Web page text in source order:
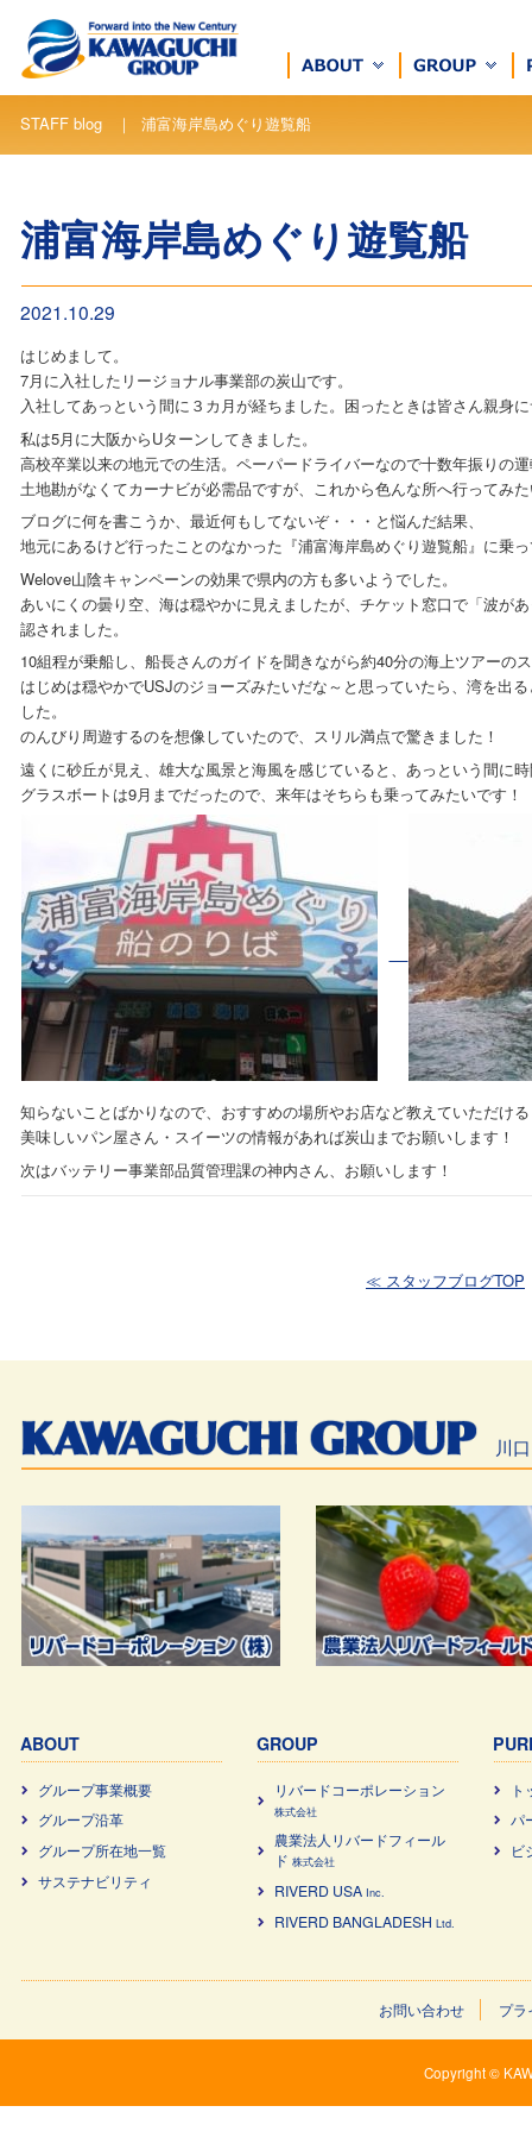
STAFF blog ｜ 浦富海岸島めぐり遊覧船
浦富海岸島めぐり遊覧船
2021.10.29
はじめまして。
7月に入社したリージョナル事業部の炭山です。
入社してあっという間に３カ月が経ちました。困ったときは皆さん親身
私は5月に大阪からUターンしてきました。
高校卒業以来の地元での生活。ペーパードライバーなので十数年振りの
土地勘がなくてカーナビが必需品ですが、これから色んな所へ行ってみ
ブログに何を書こうか、最近何もしてないぞ・・・と悩んだ結果、
地元にあるけど行ったことのなかった『浦富海岸島めぐり遊覧船』に乗
Welove山陰キャンペーンの効果で県内の方も多いようでした。
あいにくの曇り空、海は穏やかに見えましたが、チケット窓口で「波が
認されました。
10組程が乗船し、船長さんのガイドを聞きながら約40分の海上ツアーの
はじめは穏やかでUSJのジョーズみたいだな～と思っていたら、湾を出
した。
のんびり周遊するのを想像していたので、スリル満点で驚きました！
遠くに砂丘が見え、雄大な風景と海風を感じていると、あっという間に
グラスボートは9月までだったので、来年はそちらも乗ってみたいです！
知らないことばかりなので、おすすめの場所やお店など教えていただけ
美味しいパン屋さん・スイーツの情報があれば炭山までお願いします！
次はバッテリー事業部品質管理課の神内さん、お願いします！
≪ スタッフブログTOP
川
ABOUT
グループ事業概要
グループ沿革
グループ所在地一覧
サステナビリティ
GROUP
リバードコーポレーション
株式会社
農業法⼈リバードフィール
ド 株式会社
RIVERD USA Inc.
RIVERD BANGLADESH Ltd.
パ
ビ
お問い合わせ プラ
Copyright ©